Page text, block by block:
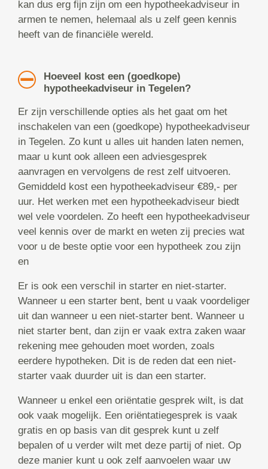
kan dus erg fijn zijn om een hypotheekadviseur in
armen te nemen, helemaal als u zelf geen kennis
heeft van de financiële wereld.
Hoeveel kost een (goedkope)
hypotheekadviseur in Tegelen?
Er zijn verschillende opties als het gaat om het
inschakelen van een (goedkope) hypotheekadviseur
in Tegelen. Zo kunt u alles uit handen laten nemen,
maar u kunt ook alleen een adviesgesprek
aanvragen en vervolgens de rest zelf uitvoeren.
Gemiddeld kost een hypotheekadviseur €89,- per
uur. Het werken met een hypotheekadviseur biedt
wel vele voordelen. Zo heeft een hypotheekadviseur
veel kennis over de markt en weten zij precies wat
voor u de beste optie voor een hypotheek zou zijn
en
Er is ook een verschil in starter en niet-starter.
Wanneer u een starter bent, bent u vaak voordeliger
uit dan wanneer u een niet-starter bent. Wanneer u
niet starter bent, dan zijn er vaak extra zaken waar
rekening mee gehouden moet worden, zoals
eerdere hypotheken. Dit is de reden dat een niet-
starter vaak duurder uit is dan een starter.
Wanneer u enkel een oriëntatie gesprek wilt, is dat
ook vaak mogelijk. Een oriëntatiegesprek is vaak
gratis en op basis van dit gesprek kunt u zelf
bepalen of u verder wilt met deze partij of niet. Op
deze manier kunt u ook zelf aanvoelen waar uw